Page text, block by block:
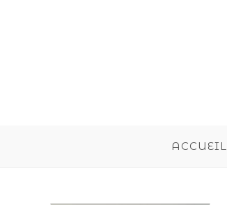
ACCUEIL